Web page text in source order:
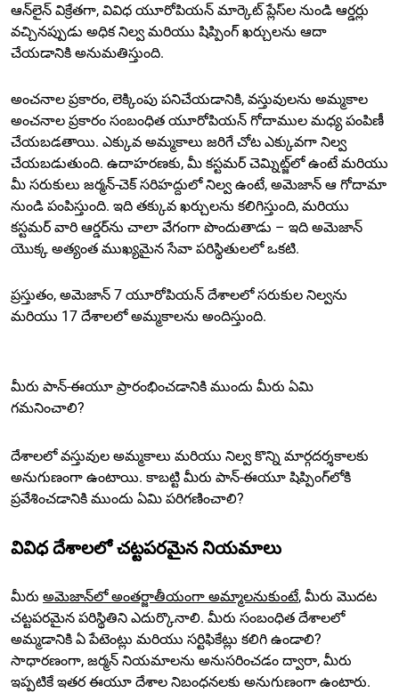
ఆన్‌లైన్ విక్రేతగా, వివిధ యూరోపియన్ మార్కెట్ ప్లేస్‌ల నుండి ఆర్డర్లు
వచ్చినప్పుడు అధిక నిల్వ మరియు షిప్పింగ్ ఖర్చులను ఆదా
చేయడానికి అనుమతిస్తుంది.
అంచనాల ప్రకారం, లెక్కింపు పనిచేయడానికి, వస్తువులను అమ్మకాల
అంచనాల ప్రకారం సంబంధిత యూరోపియన్ గోదాముల మధ్య పంపిణీ
చేయబడతాయి. ఎక్కువ అమ్మకాలు జరిగే చోట ఎక్కువగా నిల్వ
చేయబడుతుంది. ఉదాహరణకు, మీ కస్టమర్ చెమ్నిట్జ్‌లో ఉంటే మరియు
మీ సరుకులు జర్మన్-చెక్ సరిహద్దులో నిల్వ ఉంటే, అమెజాన్ ఆ గోదామా
నుండి పంపిస్తుంది. ఇది తక్కువ ఖర్చులను కలిగిస్తుంది, మరియు
కస్టమర్ వారి ఆర్డర్‌ను చాలా వేగంగా పొందుతాడు – ఇది అమెజాన్
యొక్క అత్యంత ముఖ్యమైన సేవా పరిస్థితులలో ఒకటి.
ప్రస్తుతం, అమెజాన్ 7 యూరోపియన్ దేశాలలో సరుకుల నిల్వను
మరియు 17 దేశాలలో అమ్మకాలను అందిస్తుంది.
మీరు పాన్-ఈయూ ప్రారంభించడానికి ముందు మీరు ఏమి
గమనించాలి?
దేశాలలో వస్తువుల అమ్మకాలు మరియు నిల్వ కొన్ని మార్గదర్శకాలకు
అనుగుణంగా ఉంటాయి. కాబట్టి మీరు పాన్-ఈయూ షిప్పింగ్‌లోకి
ప్రవేశించడానికి ముందు ఏమి పరిగణించాలి?
వివిధ దేశాలలో చట్టపరమైన నియమాలు
మీరు అమెజాన్‌లో అంతర్జాతీయంగా అమ్మాలనుకుంటే, మీరు మొదట
చట్టపరమైన పరిస్థితిని ఎదుర్కొనాలి. మీరు సంబంధిత దేశాలలో
అమ్మడానికి ఏ పేటెంట్లు మరియు సర్టిఫికేట్లు కలిగి ఉండాలి?
సాధారణంగా, జర్మన్ నియమాలను అనుసరించడం ద్వారా, మీరు
ఇప్పటికే ఇతర ఈయూ దేశాల నిబంధనలకు అనుగుణంగా ఉంటారు.